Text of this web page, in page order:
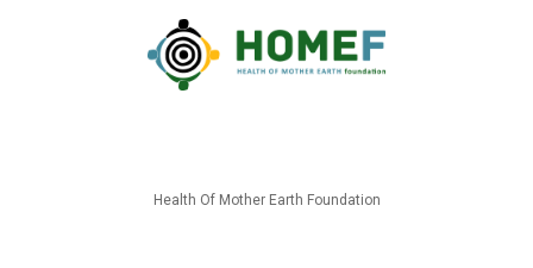
Health Of Mother Earth Foundation